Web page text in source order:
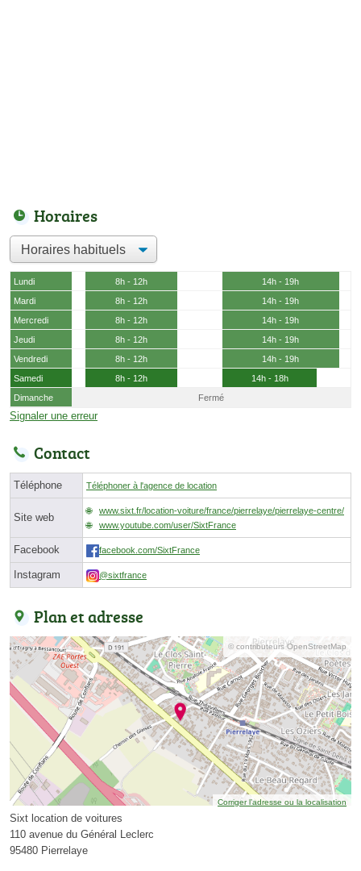
Horaires
Lundi 8h - 12h
14h - 19h
Mardi
8h - 12h
14h - 19h
Mercredi
8h - 12h
14h - 19h
Jeudi
8h - 12h
14h - 19h
Vendredi
8h - 12h
14h - 19h
Samedi
8h - 12h
14h - 18h
Dimanche
Fermé
Signaler une erreur
Contact
Téléphone Téléphoner à l'agence de location
Site web
www.sixt.fr/location-voiture/france/pierrelaye/pierrelaye-centre/
www.youtube.com/user/SixtFrance
Facebook facebook.com/SixtFrance
Instagram @sixtfrance
Plan et adresse
© contributeurs OpenStreetMap
Corriger l’adresse ou la localisation
Sixt location de voitures
110 avenue du Général Leclerc
95480 Pierrelaye